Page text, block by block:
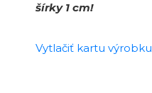
šírky 1 cm!
Vytlačiť kartu výrobku